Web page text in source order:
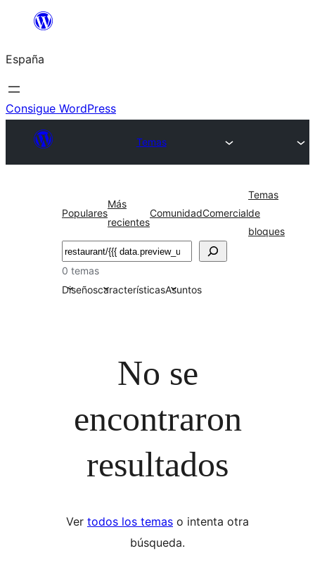
Saltar
contenido
España
Consigue WordPress
Temas
Populares
Más
recientes
ComunidadComercial
Temas
de
bloques
Buscar
0 temas
DiseñoscaracterísticasAsuntos
No se
encontraron
resultados
Ver todos los temas o intenta otra
búsqueda.